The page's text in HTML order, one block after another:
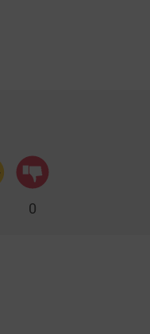
0